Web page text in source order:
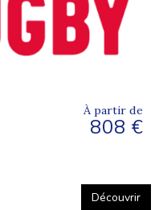
À partir de
808 €
Découvrir